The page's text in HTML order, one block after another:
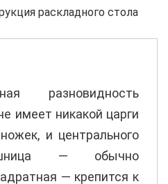
раскладного стола
разновидность
имеет никакой царги
и центрального
— обычно
— крепится к